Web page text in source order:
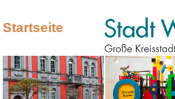
Startseite